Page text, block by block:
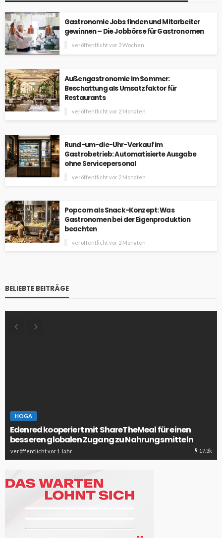
Gastronomie Jobs finden und Mitarbeiter
gewinnen – Die Jobbörse für Gastronomen
veröffentlicht vor 3 Wochen
Außengastronomie im Sommer:
Beschattung als Umsatzfaktor für
Restaurants
veröffentlicht vor 2 Monaten
Rund-um-die-Uhr-Verkauf im
Gastrobetrieb: Automatisierte Ausgabe
ohne Servicepersonal
veröffentlicht vor 2 Monaten
Popcorn als Snack-Konzept: Was
Gastronomen bei der Eigenproduktion
beachten
veröffentlicht vor 2 Monaten
BELIEBTE BEITRÄGE
HOGA
Edenred kooperiert mit ShareTheMeal für einen
besseren globalen Zugang zu Nahrungsmitteln
veröffentlicht vor 1 Jahr 17.3k